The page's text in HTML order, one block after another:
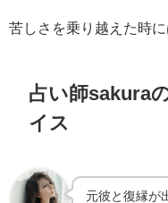
苦しさを乗り越えた時
占い師sakura
イス
元彼と復縁が